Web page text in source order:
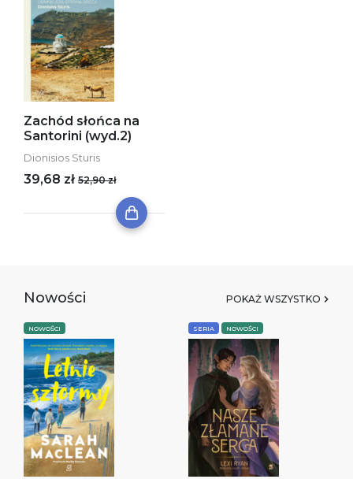
Zachód słońca na
Santorini (wyd.2)
Dionisios Sturis
39,68 zł 52,90 zł
Nowości POKAŻ WSZYSTKO
NOWOŚCI SERIA NOWOŚCI